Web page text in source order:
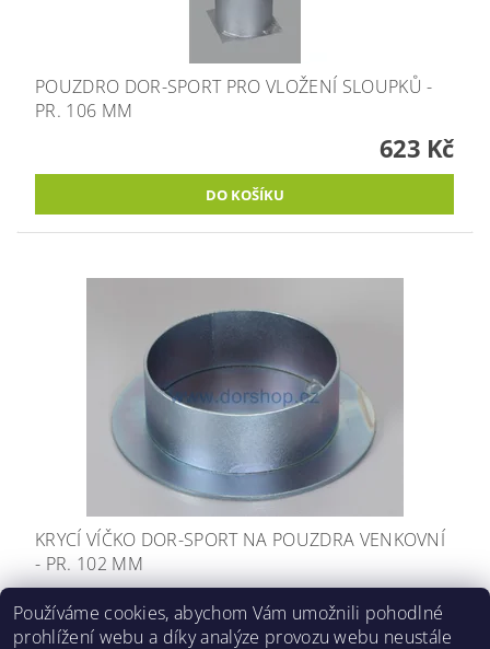
POUZDRO DOR-SPORT PRO VLOŽENÍ SLOUPKŮ -
PR. 106 MM
623 Kč
KRYCÍ VÍČKO DOR-SPORT NA POUZDRA VENKOVNÍ
- PR. 102 MM
482 Kč
Používáme cookies, abychom Vám umožnili pohodlné
prohlížení webu a díky analýze provozu webu neustále